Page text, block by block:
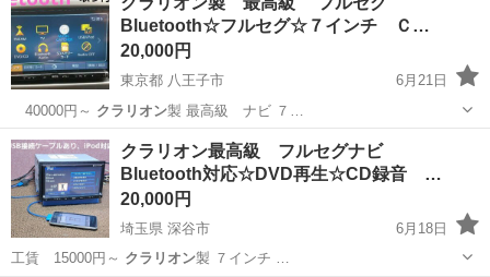
Bluetooth☆フルセグ☆７インチ Ｃ…
20,000円
東京都 八王子市
6月21日
40000円～ クラリオン 製 最高級 ナビ ７…
東京 八王子市 カーナビ、テレビ
クラリオン最高級 フルセグナビ
Bluetooth対応☆DVD再生☆CD録音 …
20,000円
埼玉県 深谷市
6月18日
工賃 15000円～ クラリオン 製 ７インチ …